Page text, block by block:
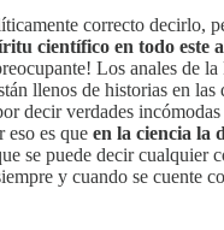
correcto decirlo,
científico en todo este
Los anales de
llenos de historias en
decir verdades
es que en la ciencia la
se puede decir cualquier
y cuando se cuente